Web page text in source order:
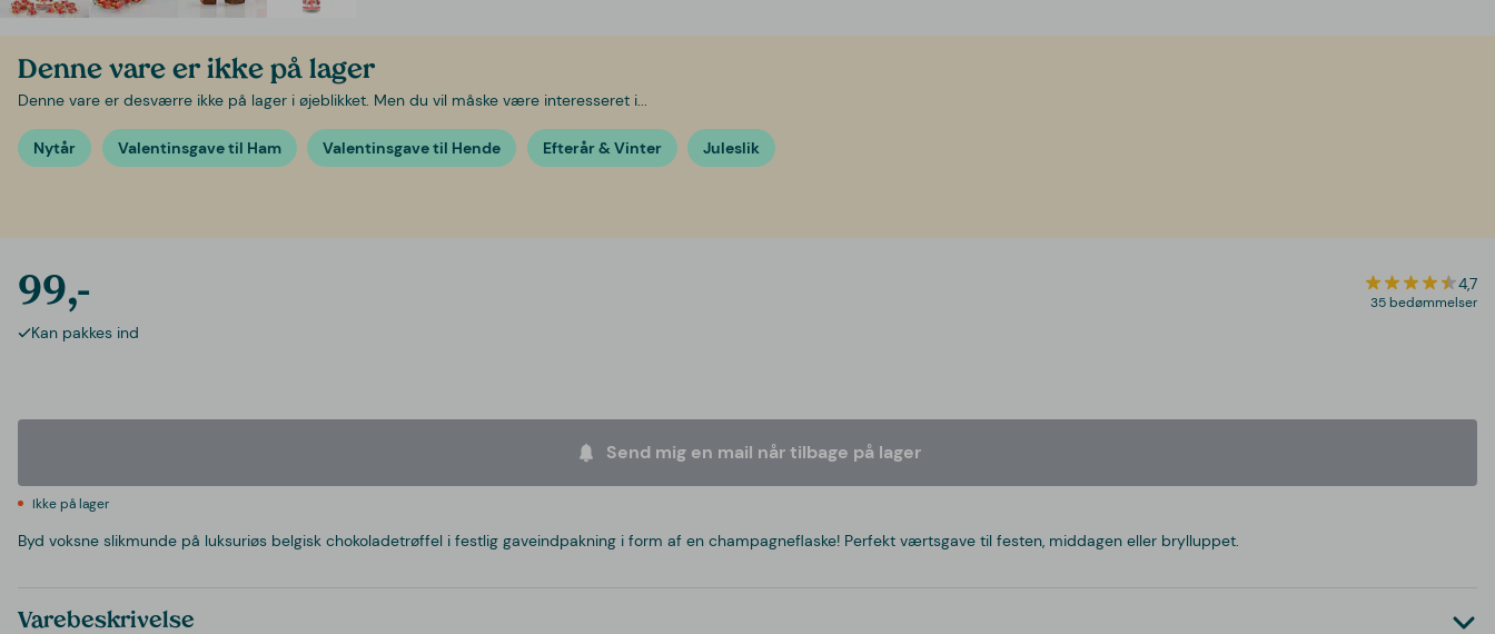
Denne vare er ikke på lager
Denne vare er desværre ikke på lager i øjeblikket. Men du vil måske være interesseret i...
Nytår Valentinsgave til Ham Valentinsgave til Hende Efterår & Vinter Juleslik
99,- 4,7
35 bedømmelser
Kan pakkes ind
Send mig en mail når tilbage på lager
Ikke på lager
Byd voksne slikmunde på luksuriøs belgisk chokoladetrøffel i festlig gaveindpakning i form af en champagneflaske! Perfekt værtsgave til festen, middagen eller brylluppet.
Varebeskrivelse